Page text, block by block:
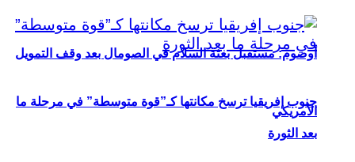
أوصوم: مستقبل بعثة السلام في الصومال بعد وقف التمويل
الأمريكي
جنوب إفريقيا ترسخ مكانتها كـ”قوة متوسطة” في مرحلة ما
بعد الثورة